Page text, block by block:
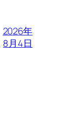
2026年
8月4日